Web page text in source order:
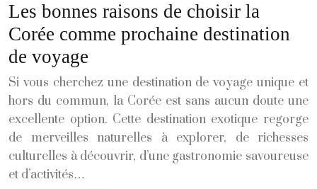
Les bonnes raisons de choisir la
Corée comme prochaine destination
de voyage
Si vous cherchez une destination de voyage unique et
hors du commun, la Corée est sans aucun doute une
excellente option. Cette destination exotique regorge
de merveilles naturelles à explorer, de richesses
culturelles à découvrir, d’une gastronomie savoureuse
et d’activités…